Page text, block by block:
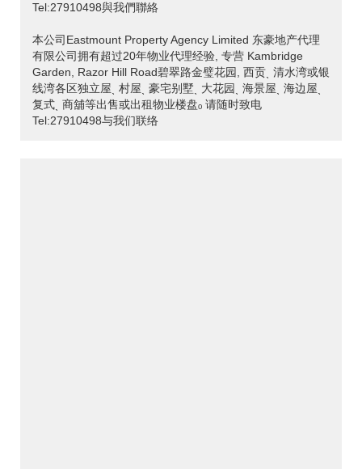
Tel:27910498與我們聯絡
本公司Eastmount Property Agency Limited 东豪地产代理
有限公司拥有超过20年物业代理经验, 专营 Kambridge
Garden, Razor Hill Road碧翠路金璧花园, 西贡ˎ 清水湾或银
线湾各区独立屋ˎ 村屋ˎ 豪宅别墅ˎ 大花园ˎ 海景屋ˎ 海边屋ˎ
复式ˎ 商舖等出售或出租物业楼盘ₒ 请随时致电
Tel:27910498与我们联络